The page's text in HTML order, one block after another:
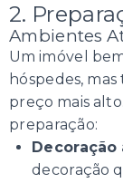
2.
Ambientes
Um imóvel
hóspedes,
preço mais
preparação:
decoração